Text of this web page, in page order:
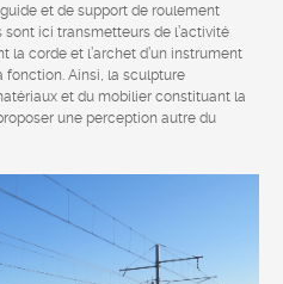
et de support de roulement
ici transmetteurs de l’activité
la corde et l’archet d’un instrument
fonction. Ainsi, la sculpture
et du mobilier constituant la
une perception autre du